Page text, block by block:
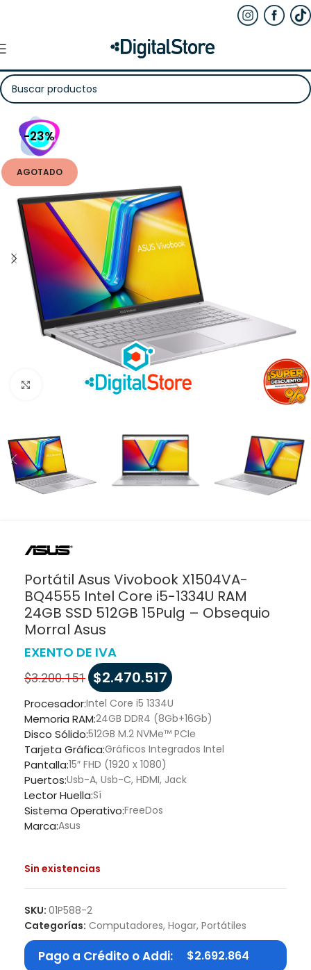
-23%
AGOTADO
Haga clic para ampliar
Portátil Asus Vivobook X1504VA-
BQ4555 Intel Core i5-1334U RAM
24GB SSD 512GB 15Pulg – Obsequio
Morral Asus
EXENTO DE IVA
$3.200.151 $2.470.517
Procesador:Intel Core i5 1334U
Memoria RAM:24GB DDR4 (8Gb+16Gb)
Disco Sólido:512GB M.2 NVMe™ PCIe
Tarjeta Gráfica:Gráficos Integrados Intel
Pantalla:15″ FHD (1920 x 1080)
Puertos:Usb-A, Usb-C, HDMI, Jack
Lector Huella:Sí
Sistema Operativo:FreeDos
Marca:Asus
Sin existencias
SKU: 01P588-2
Categorías: Computadores, Hogar, Portátiles
Pago a Crédito o Addi: $2.692.864